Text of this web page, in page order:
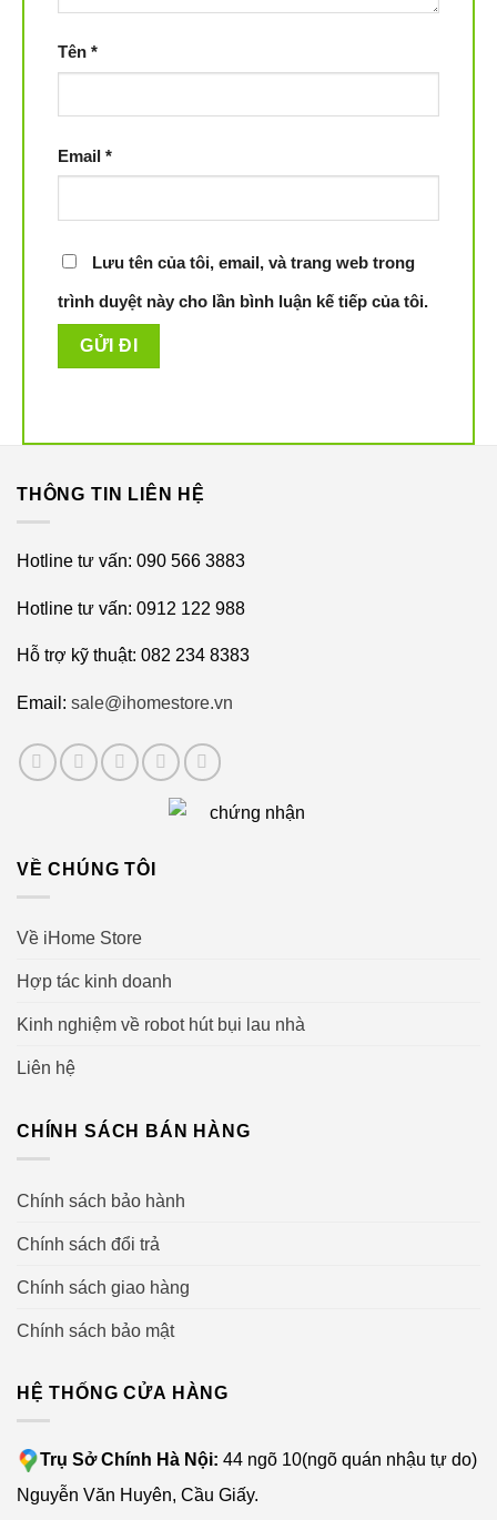
Tên *
Email *
Lưu tên của tôi, email, và trang web trong
trình duyệt này cho lần bình luận kế tiếp của tôi.
THÔNG TIN LIÊN HỆ
Hotline tư vấn: 090 566 3883
Hotline tư vấn: 0912 122 988
Hỗ trợ kỹ thuật: 082 234 8383
Email: sale@ihomestore.vn
VỀ CHÚNG TÔI
Về iHome Store
Hợp tác kinh doanh
Kinh nghiệm về robot hút bụi lau nhà
Liên hệ
CHÍNH SÁCH BÁN HÀNG
Chính sách bảo hành
Chính sách đổi trả
Chính sách giao hàng
Chính sách bảo mật
HỆ THỐNG CỬA HÀNG
Trụ Sở Chính Hà Nội: 44 ngõ 10(ngõ quán nhậu tự do)
Nguyễn Văn Huyên, Cầu Giấy.